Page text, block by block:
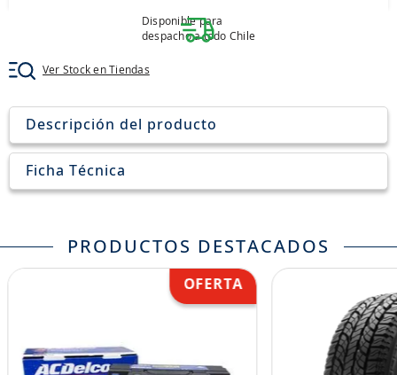
Disponible para
despacho a todo Chile
Ver Stock en Tiendas
Descripción del producto
Ficha Técnica
PRODUCTOS DESTACADOS